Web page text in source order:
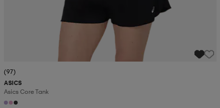
(97)
ASICS
Asics Core Tank